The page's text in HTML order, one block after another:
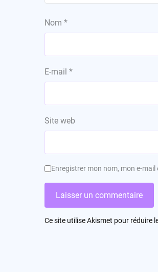
Nom *
E-mail *
Site web
Enregistrer mon nom, mon e-
Ce site utilise Akismet pour réduire